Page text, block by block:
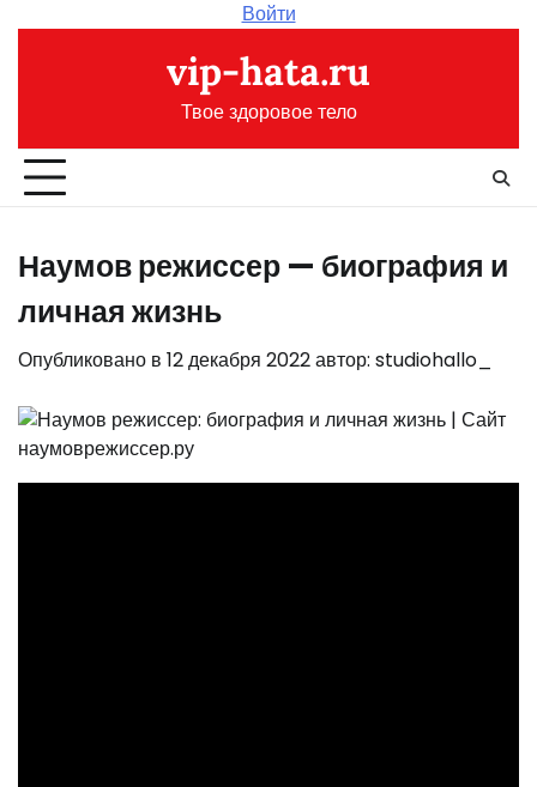
Войти
vip-hata.ru
Твое здоровое тело
Наумов режиссер — биография и
личная жизнь
Опубликовано в 12 декабря 2022автор: studiohallo_